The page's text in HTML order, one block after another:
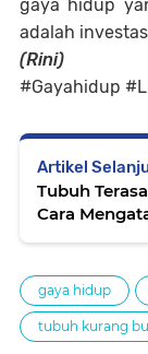
gaya hidup
adalah
(Rini)
#Gayahidup
Artikel
Tubuh
Cara
gaya hidup
tubuh kurang